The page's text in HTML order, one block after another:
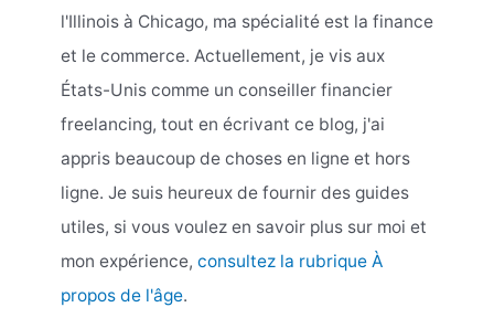
l'Illinois à Chicago, ma spécialité est la finance
et le commerce. Actuellement, je vis aux
États-Unis comme un conseiller financier
freelancing, tout en écrivant ce blog, j'ai
appris beaucoup de choses en ligne et hors
ligne. Je suis heureux de fournir des guides
utiles, si vous voulez en savoir plus sur moi et
mon expérience, consultez la rubrique À
propos de l'âge.